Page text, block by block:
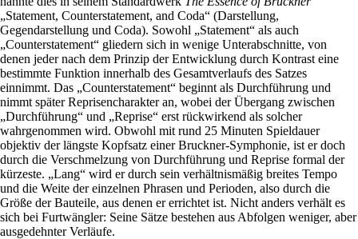
„Statement, Counterstatement, and Coda“ (Darstellung,
Gegendarstellung und Coda). Sowohl „Statement“ als auch
„Counterstatement“ gliedern sich in wenige Unterabschnitte, von
denen jeder nach dem Prinzip der Entwicklung durch Kontrast eine
bestimmte Funktion innerhalb des Gesamtverlaufs des Satzes
einnimmt. Das „Counterstatement“ beginnt als Durchführung und
nimmt später Reprisencharakter an, wobei der Übergang zwischen
„Durchführung“ und „Reprise“ erst rückwirkend als solcher
wahrgenommen wird. Obwohl mit rund 25 Minuten Spieldauer
objektiv der längste Kopfsatz einer Bruckner-Symphonie, ist er doch
durch die Verschmelzung von Durchführung und Reprise formal der
kürzeste. „Lang“ wird er durch sein verhältnismäßig breites Tempo
und die Weite der einzelnen Phrasen und Perioden, also durch die
Größe der Bauteile, aus denen er errichtet ist. Nicht anders verhält es
sich bei Furtwängler: Seine Sätze bestehen aus Abfolgen weniger, aber
ausgedehnter Verläufe.